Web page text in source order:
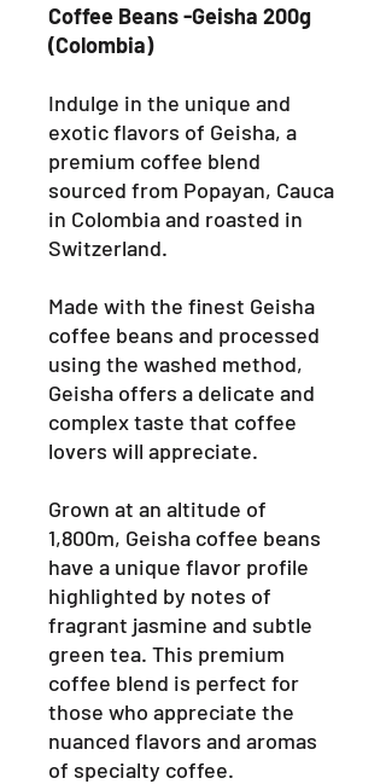
Coffee Beans -Geisha 200g
(Colombia)
Indulge in the unique and
exotic flavors of Geisha, a
premium coffee blend
sourced from Popayan, Cauca
in Colombia and roasted in
Switzerland.
Made with the finest Geisha
coffee beans and processed
using the washed method,
Geisha offers a delicate and
complex taste that coffee
lovers will appreciate.
Grown at an altitude of
1,800m, Geisha coffee beans
have a unique flavor profile
highlighted by notes of
fragrant jasmine and subtle
green tea. This premium
coffee blend is perfect for
those who appreciate the
nuanced flavors and aromas
of specialty coffee.